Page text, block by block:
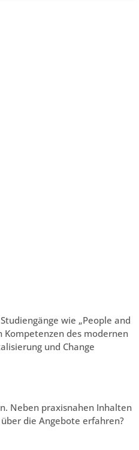
wie „People and
des modernen
und Change
Neben praxisnahen Inhalten
die Angebote erfahren?